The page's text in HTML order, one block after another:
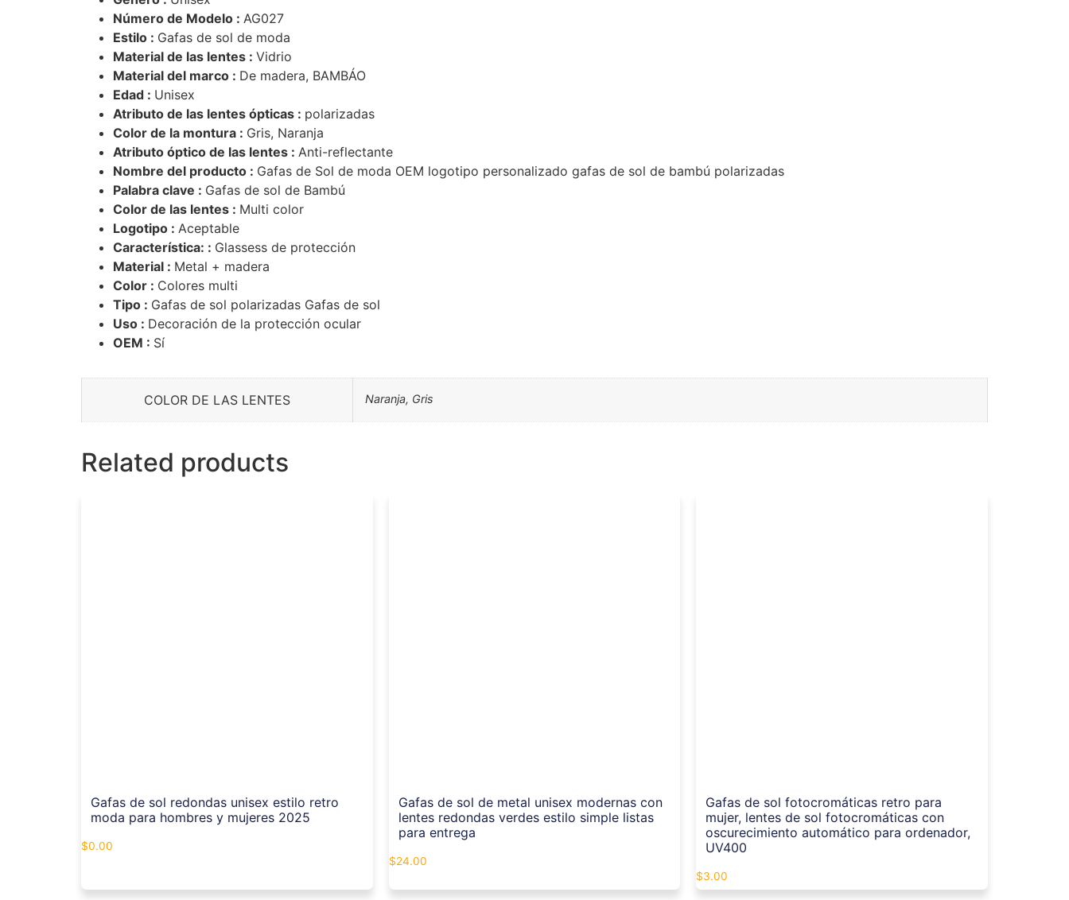
Número de Modelo : AG027
Estilo : Gafas de sol de moda
Material de las lentes : Vidrio
Material del marco : De madera, BAMBÁO
Edad : Unisex
Atributo de las lentes ópticas : polarizadas
Color de la montura : Gris, Naranja
Atributo óptico de las lentes : Anti-reflectante
Nombre del producto : Gafas de Sol de moda OEM logotipo personalizado gafas de sol de bambú polarizadas
Palabra clave : Gafas de sol de Bambú
Color de las lentes : Multi color
Logotipo : Aceptable
Característica: : Glassess de protección
Material : Metal + madera
Color : Colores multi
Tipo : Gafas de sol polarizadas Gafas de sol
Uso : Decoración de la protección ocular
OEM : Sí
COLOR DE LAS LENTES Naranja, Gris
Related products
Gafas de sol redondas unisex estilo retro
moda para hombres y mujeres 2025
$0.00
Gafas de sol de metal unisex modernas con
lentes redondas verdes estilo simple listas
para entrega
$24.00
Gafas de sol fotocromáticas retro para
mujer, lentes de sol fotocromáticas con
oscurecimiento automático para ordenador,
UV400
$3.00